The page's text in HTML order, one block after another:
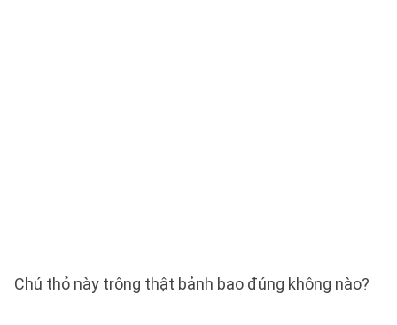
Chú thỏ này trông thật bảnh bao đúng không nào?